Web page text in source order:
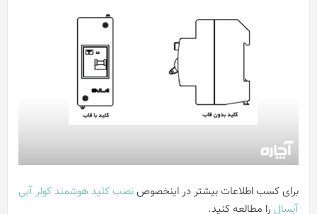
برای کسب اطلاعات بیشتر در اینخصوصنصب کلید هوشمند کولر آبی
آبسال را مطالعه کنید.